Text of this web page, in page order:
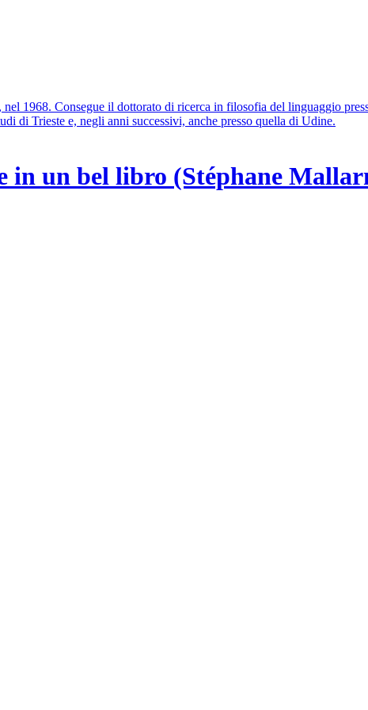
1968. Consegue il dottorato di ricerca in filosofia del linguaggio
di Trieste e, negli anni successivi, anche presso quella di Udine.
in un bel libro (Stéphane